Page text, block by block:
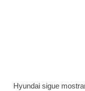
Hyundai sigue